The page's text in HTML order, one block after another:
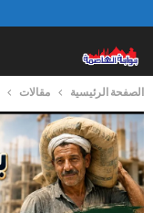
الصفحة الرئيسية مقالات